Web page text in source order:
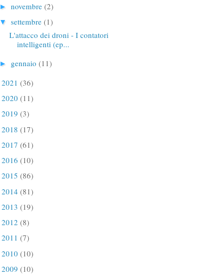
► novembre (2)
▼ settembre (1)
L'attacco dei droni - I contatori
intelligenti (ep...
► gennaio (11)
2021 (36)
2020 (11)
2019 (3)
2018 (17)
2017 (61)
2016 (10)
2015 (86)
2014 (81)
2013 (19)
2012 (8)
2011 (7)
2010 (10)
2009 (10)